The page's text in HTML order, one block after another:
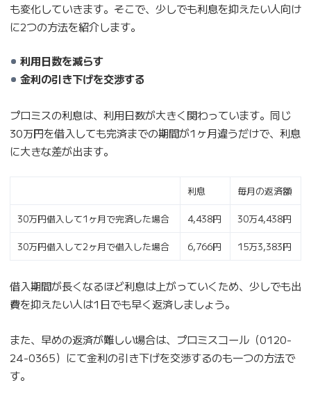
も変化していきます。そこで、少しでも利息を抑えたい人向け
に2つの方法を紹介します。
利用日数を減らす
金利の引き下げを交渉する
プロミスの利息は、利用日数が大きく関わっています。同じ
30万円を借入しても完済までの期間が1ヶ月違うだけで、利息
に大きな差が出ます。
利息 毎月の返済額
30万円借入して1ヶ月で完済した場合 4,438円 30万4,438円
30万円借入して2ヶ月で借入した場合 6,766円 15万3,383円
借入期間が長くなるほど利息は上がっていくため、少しでも出
費を抑えたい人は1日でも早く返済しましょう。
また、早めの返済が難しい場合は、プロミスコール（0120-
24-0365）にて金利の引き下げを交渉するのも一つの方法で
す。